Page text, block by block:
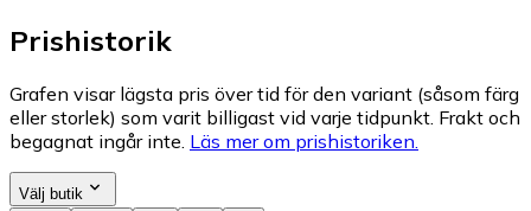
Prishistorik
Grafen visar lägsta pris över tid för den variant (såsom färg
eller storlek) som varit billigast vid varje tidpunkt. Frakt och
begagnat ingår inte. Läs mer om prishistoriken.
Välj butik